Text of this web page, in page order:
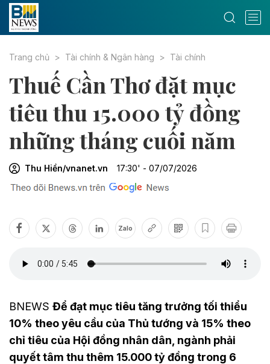
Trang chủ Tài chính & Ngân hàng Tài chính
Thuế Cần Thơ đặt mục
tiêu thu 15.000 tỷ đồng
những tháng cuối năm
Thu Hiền/vnanet.vn 17:30' - 07/07/2026
Zalo
BNEWS Để đạt mục tiêu tăng trưởng tối thiểu
10% theo yêu cầu của Thủ tướng và 15% theo
chỉ tiêu của Hội đồng nhân dân, ngành phải
quyết tâm thu thêm 15.000 tỷ đồng trong 6